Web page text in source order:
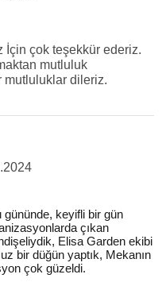
İçin çok teşekkür ederiz.
mutluluk
mutluluklar dileriz.
gününde, keyifli bir gün
çıkan
Elisa Garden ekibi
bir düğün yaptık, Mekanın
çok güzeldi.